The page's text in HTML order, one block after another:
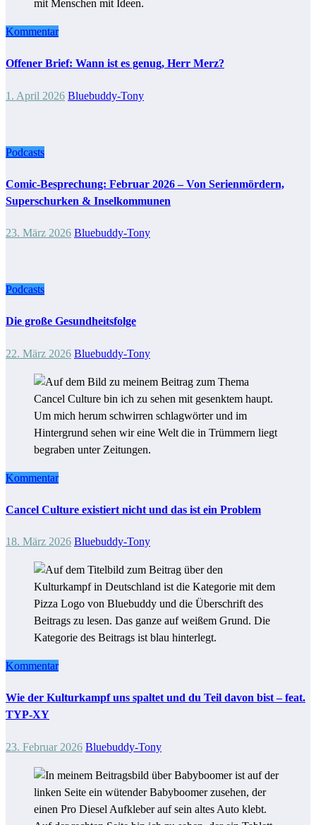
Kommentar
Offener Brief: Wann ist es genug, Herr Merz?
1. April 2026 Bluebuddy-Tony
Podcasts
Comic-Besprechung: Februar 2026 – Von Serienmördern,
Superschurken & Inselkommunen
23. März 2026 Bluebuddy-Tony
Podcasts
Die große Gesundheitsfolge
22. März 2026 Bluebuddy-Tony
Kommentar
Cancel Culture existiert nicht und das ist ein Problem
18. März 2026 Bluebuddy-Tony
Kommentar
Wie der Kulturkampf uns spaltet und du Teil davon bist – feat.
TYP-XY
23. Februar 2026 Bluebuddy-Tony